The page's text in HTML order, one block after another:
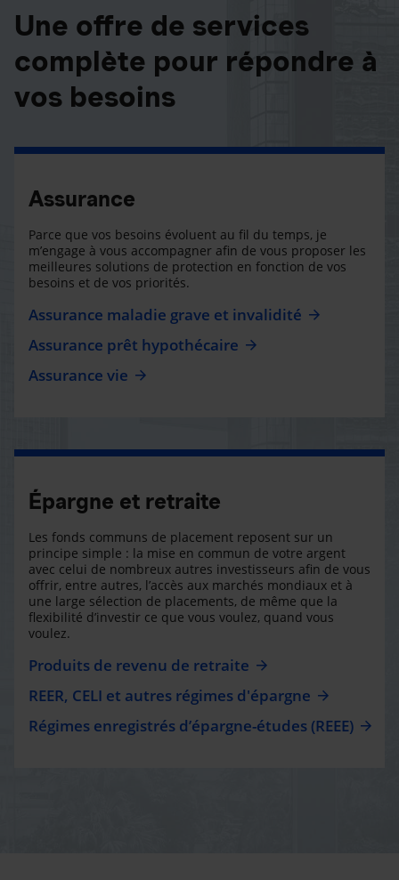
Une offre de services
complète pour répondre à
vos besoins
Assurance
Parce que vos besoins évoluent au fil du temps, je
m’engage à vous accompagner afin de vous proposer les
meilleures solutions de protection en fonction de vos
besoins et de vos priorités.
Assurance maladie grave et invalidité
Assurance prêt hypothécaire
Assurance vie
Épargne et retraite
Les fonds communs de placement reposent sur un
principe simple : la mise en commun de votre argent
avec celui de nombreux autres investisseurs afin de vous
offrir, entre autres, l’accès aux marchés mondiaux et à
une large sélection de placements, de même que la
flexibilité d’investir ce que vous voulez, quand vous
voulez.
Produits de revenu de retraite
REER, CELI et autres régimes d'épargne
Régimes enregistrés d’épargne-études (REEE)